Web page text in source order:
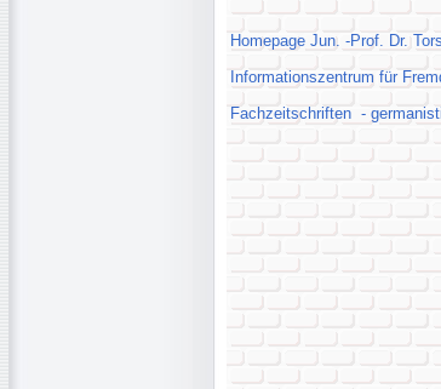
Homepage Jun. -Prof. Dr.
Informationszentrum für
Fachzeitschriften -